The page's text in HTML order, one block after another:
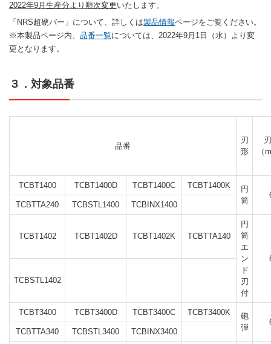
2022年9月生産分より順次変更いたします。
「NRS超硬バー」について、詳しくは製品情報ページをご覧ください。
※本製品ページ内、 品番一覧については、2022年9月1日（水）より変
更となります。
３．対象品番
品番
刃
形
（
TCBT1400 TCBT1400D TCBT1400C TCBT1400K
円
筒
TCBTTA240
TCBSTL1400 TCBINX1400
TCBT1402 TCBT1402D TCBT1402K TCBTTA140
円
筒
エ
ン
ド
刃
付
TCBSTL1402
TCBT3400 TCBT3400D TCBT3400C TCBT3400K
砲
弾
TCBTTA340
TCBSTL3400 TCBINX3400